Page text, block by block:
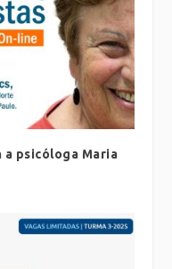
a psicóloga Maria